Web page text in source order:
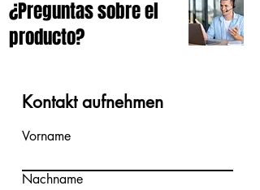
¿Preguntas sobre el
producto?
Kontakt aufnehmen
Vorname
Nachname